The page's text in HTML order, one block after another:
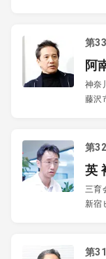
第
阿
神奈
藤沢
第
英
三育
新宿
第